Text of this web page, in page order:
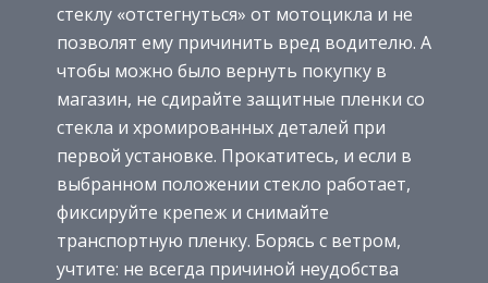
стеклу «отстегнуться» от мотоцикла и не
позволят ему причинить вред водителю. А
чтобы можно было вернуть покупку в
магазин, не сдирайте защитные пленки со
стекла и хромированных деталей при
первой установке. Прокатитесь, и если в
выбранном положении стекло работает,
фиксируйте крепеж и снимайте
транспортную пленку. Борясь с ветром,
учтите: не всегда причиной неудобства